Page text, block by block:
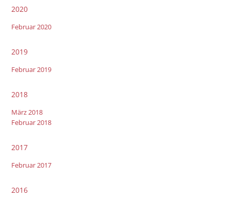
2020
Februar 2020
2019
Februar 2019
2018
März 2018
Februar 2018
2017
Februar 2017
2016